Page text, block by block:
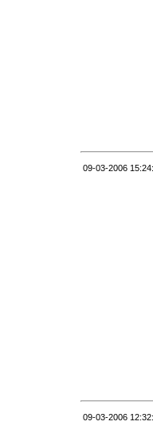
09-03-2006
09-03-2006